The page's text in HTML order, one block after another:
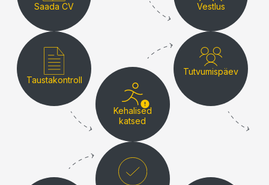
Saada CV Vestlus
Taustakontroll
Kehalised
katsed
Tutvumispäev